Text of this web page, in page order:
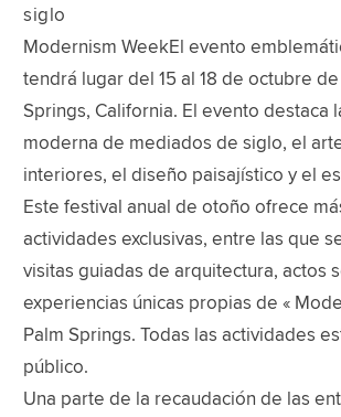
siglo
Modernism WeekEl evento
tendrá lugar del 15 al 18 de octubre
Springs, California. El evento destaca
moderna de mediados de siglo, el
interiores, el diseño paisajístico y el
Este festival anual de otoño ofrece
actividades exclusivas, entre las que
visitas guiadas de arquitectura, actos
experiencias únicas propias de «
Palm Springs. Todas las actividades
público.
Una parte de la recaudación de las